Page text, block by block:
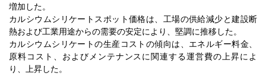
増加した。
カルシウムシリケートスポット価格は、工場の供給減少と建設断
熱および工業用途からの需要の安定により、堅調に推移した。
カルシウムシリケートの生産コストの傾向は、エネルギー料金、
原料コスト、およびメンテナンスに関連する運営費の上昇によ
り、上昇した。